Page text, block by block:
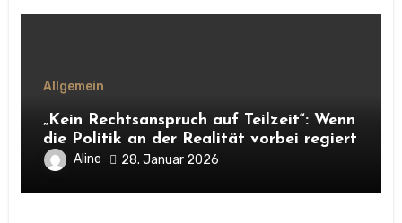
Allgemein
„Kein Rechtsanspruch auf Teilzeit“: Wenn
die Politik an der Realität vorbei regiert
Aline 28. Januar 2026